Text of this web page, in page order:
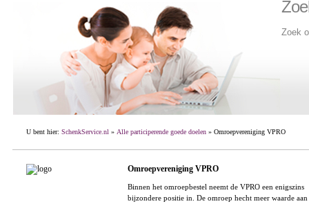
Zoek
U bent hier: SchenkService.nl » Alle participerende goede doelen» Omroepvereniging VPRO
Omroepvereniging VPRO
Binnen het omroepbestel neemt de VPRO een enigszins
bijzondere positie in. De omroep hecht meer waarde